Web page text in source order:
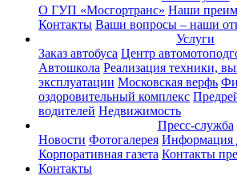
О ГУП «Мосгортранс» Наши
Контакты Ваши вопросы – наши
Услуги
Заказ автобуса Центр
Автошкола Реализация техники,
эксплуатации Московская верфь
оздоровительный комплекс
водителей Недвижимость
Пресс-служба
Новости Фотогалерея
Корпоративная газета Контакты
Контакты